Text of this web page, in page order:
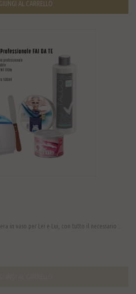
AL CARRELLO
in vaso per Lei e Lui, con tutto il necessario ...